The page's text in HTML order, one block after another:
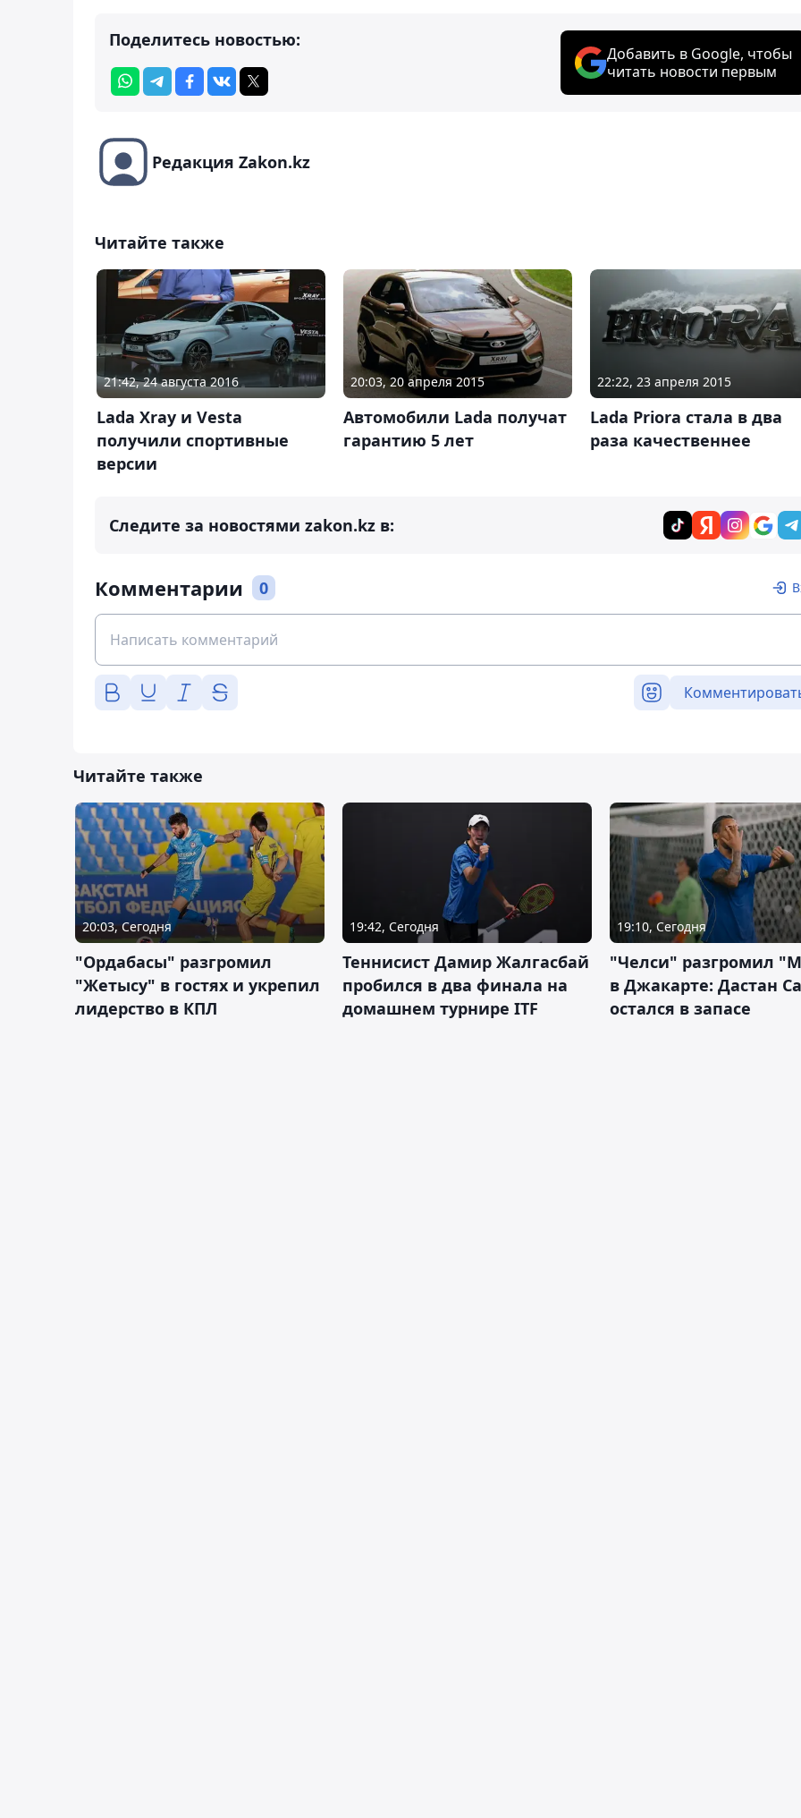
Поделитесь новостью:
Добавить в Google, чтобы
читать новости первым
Редакция Zakon.kz
Читайте также
21:42, 24 августа 2016
Lada Xray и Vesta
получили спортивные
версии
20:03, 20 апреля 2015
Автомобили Lada получат
гарантию 5 лет
22:22, 23 апреля 2015
Lada Priora стала в два
раза качественнее
Следите за новостями zakon.kz в:
Комментарии 0
Читайте также
20:03, Сегодня
"Ордабасы" разгромил
"Жетысу" в гостях и укрепил
лидерство в КПЛ
19:42, Сегодня
Теннисист Дамир Жалгасбай
пробился в два финала на
домашнем турнире ITF
19:10, Сегодня
"Челси" разгромил
в Джакарте: Дастан
остался в запасе